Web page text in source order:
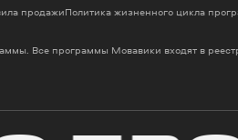
Все программы Мовавики входят в
продажиПолитика жизненного цикла